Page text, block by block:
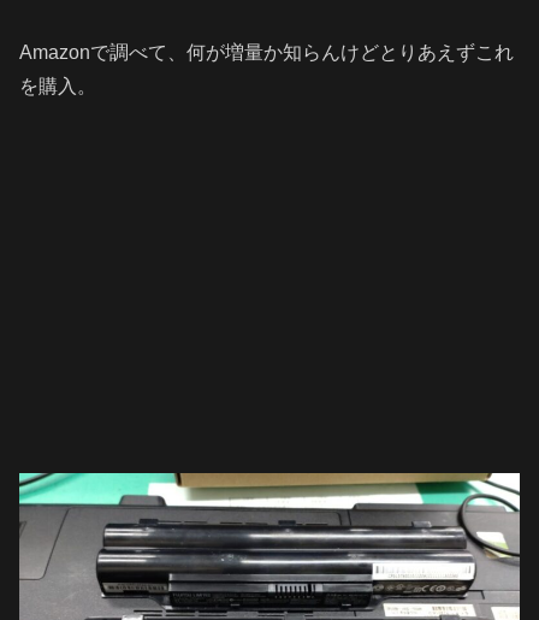
Amazonで調べて、何が増量か知らんけどとりあえずこれ
を購入。